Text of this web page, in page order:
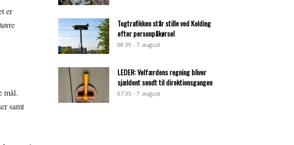
er
mål.
samt
Togtrafikken står stille ved Kolding
efter personpåkørsel
08:39 - 7. august
LEDER: Velfærdens regning bliver
sjældent sendt til direktionsgangen
07:35 - 7. august